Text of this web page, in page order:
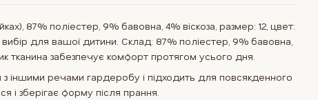
87% поліестер, 9% бавовна, 4% віскоза, размер: 12, цвет:
для вашої дитини. Склад: 87% поліестер, 9% бавовна,
тканина забезпечує комфорт протягом усього дня.
іншими речами гардеробу і підходить для повсякденного
і зберігає форму після прання.